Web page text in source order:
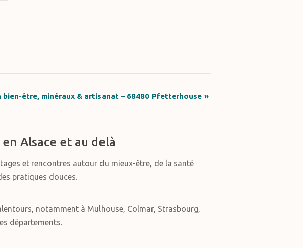
bien-être, minéraux & artisanat – 68480 Pfetterhouse »
Alsace et au delà
et rencontres autour du mieux-être, de la santé
pratiques douces.
notamment à Mulhouse, Colmar, Strasbourg,
départements.